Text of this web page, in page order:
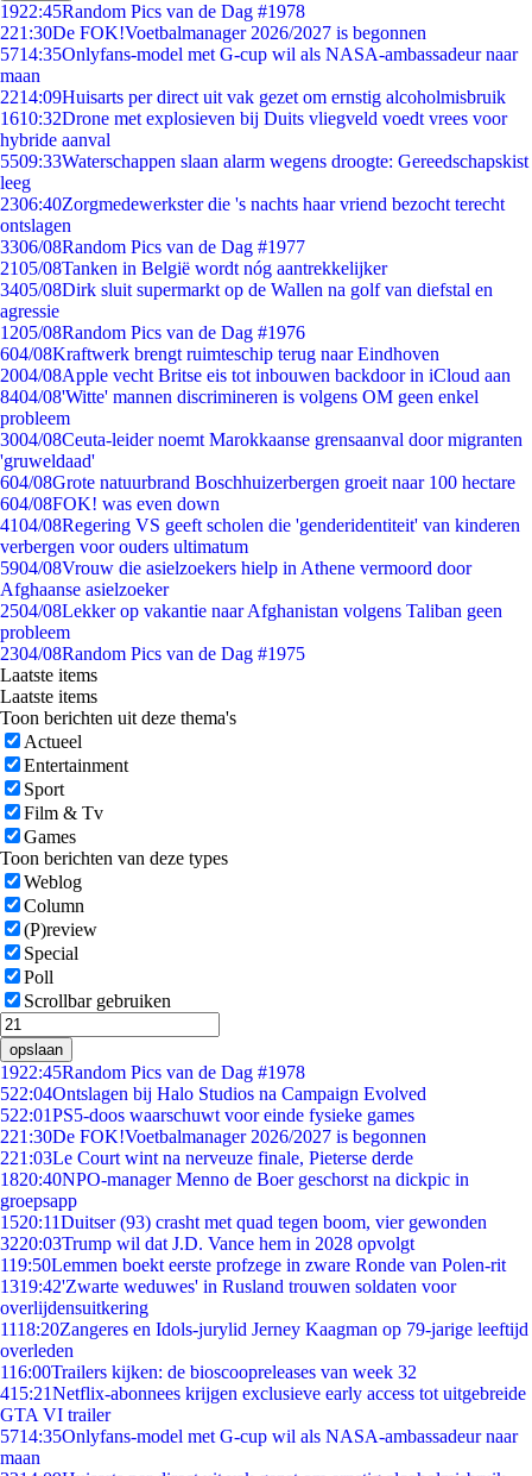
1922:45Random Pics van de Dag #1978
221:30De FOK!Voetbalmanager 2026/2027 is begonnen
5714:35Onlyfans-model met G-cup wil als NASA-ambassadeur naar
maan
2214:09Huisarts per direct uit vak gezet om ernstig alcoholmisbruik
1610:32Drone met explosieven bij Duits vliegveld voedt vrees voor
hybride aanval
5509:33Waterschappen slaan alarm wegens droogte: Gereedschapskist
leeg
2306:40Zorgmedewerkster die 's nachts haar vriend bezocht terecht
ontslagen
3306/08Random Pics van de Dag #1977
2105/08Tanken in België wordt nóg aantrekkelijker
3405/08Dirk sluit supermarkt op de Wallen na golf van diefstal en
agressie
1205/08Random Pics van de Dag #1976
604/08Kraftwerk brengt ruimteschip terug naar Eindhoven
2004/08Apple vecht Britse eis tot inbouwen backdoor in iCloud aan
8404/08'Witte' mannen discrimineren is volgens OM geen enkel
probleem
3004/08Ceuta-leider noemt Marokkaanse grensaanval door migranten
'gruweldaad'
604/08Grote natuurbrand Boschhuizerbergen groeit naar 100 hectare
604/08FOK! was even down
4104/08Regering VS geeft scholen die 'genderidentiteit' van kinderen
verbergen voor ouders ultimatum
5904/08Vrouw die asielzoekers hielp in Athene vermoord door
Afghaanse asielzoeker
2504/08Lekker op vakantie naar Afghanistan volgens Taliban geen
probleem
2304/08Random Pics van de Dag #1975
Laatste items
Laatste items
Toon berichten uit deze thema's
Actueel
Entertainment
Sport
Film & Tv
Games
Toon berichten van deze types
Weblog
Column
(P)review
Special
Poll
Scrollbar gebruiken
opslaan
1922:45Random Pics van de Dag #1978
522:04Ontslagen bij Halo Studios na Campaign Evolved
522:01PS5-doos waarschuwt voor einde fysieke games
221:30De FOK!Voetbalmanager 2026/2027 is begonnen
221:03Le Court wint na nerveuze finale, Pieterse derde
1820:40NPO-manager Menno de Boer geschorst na dickpic in
groepsapp
1520:11Duitser (93) crasht met quad tegen boom, vier gewonden
3220:03Trump wil dat J.D. Vance hem in 2028 opvolgt
119:50Lemmen boekt eerste profzege in zware Ronde van Polen-rit
1319:42'Zwarte weduwes' in Rusland trouwen soldaten voor
overlijdensuitkering
1118:20Zangeres en Idols-jurylid Jerney Kaagman op 79-jarige leeftijd
overleden
116:00Trailers kijken: de bioscoopreleases van week 32
415:21Netflix-abonnees krijgen exclusieve early access tot uitgebreide
GTA VI trailer
5714:35Onlyfans-model met G-cup wil als NASA-ambassadeur naar
maan